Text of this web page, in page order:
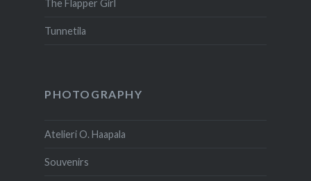
The Flapper Girl
Tunnetila
PHOTOGRAPHY
Atelieri O. Haapala
Souvenirs